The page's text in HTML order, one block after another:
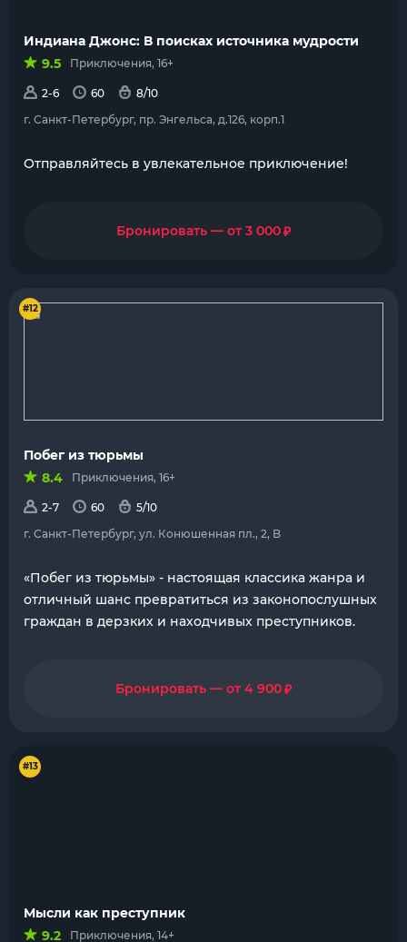
Индиана Джонс: В поисках источника мудрости
9.5
Приключения, 16+
2-6 60
8/10
г. Санкт-Петербург, пр. Энгельса, д.126, корп.1
Отправляйтесь в увлекательное приключение!
Бронировать — от 3 000₽
#12
Побег из тюрьмы
8.4
Приключения, 16+
2-7 60
5/10
г. Санкт-Петербург, ул. Конюшенная пл., 2, B
«Побег из тюрьмы» - настоящая классика жанра и
отличный шанс превратиться из законопослушных
граждан в дерзких и находчивых преступников.
Бронировать — от 4 900₽
#13
Мысли как преступник
9.2
Приключения, 14+